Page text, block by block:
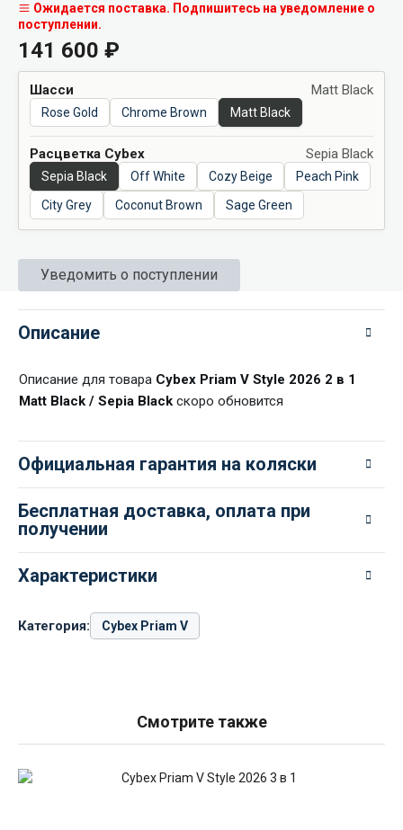
Ожидается поставка. Подпишитесь на уведомление о
поступлении.
141 600 ₽
Шасси Matt Black
Rose Gold Chrome Brown Matt Black
Расцветка Cybex Sepia Black
Sepia Black Off White Cozy Beige
Peach Pink
City Grey
Coconut Brown Sage Green
Уведомить о поступлении
Описание
Описание для товара Cybex Priam V Style 2026 2 в 1
Matt Black / Sepia Black скоро обновится
Официальная гарантия на коляски
Бесплатная доставка, оплата при
получении
Характеристики
Категория: Cybex Priam V
Смотрите также
Priam